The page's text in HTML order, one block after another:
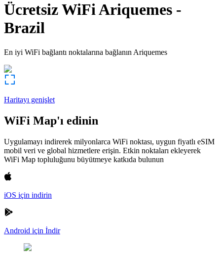
Ücretsiz WiFiAriquemes -
Brazil
En iyi WiFi bağlantı noktalarına bağlanın Ariquemes
Haritayı genişlet
WiFi Map'ı edinin
Uygulamayı indirerek milyonlarca WiFi noktası, uygun fiyatlı eSIM
mobil veri ve global hizmetlere erişin. Etkin noktaları ekleyerek
WiFi Map topluluğunu büyütmeye katkıda bulunun
iOS için indirin
Android için İndir